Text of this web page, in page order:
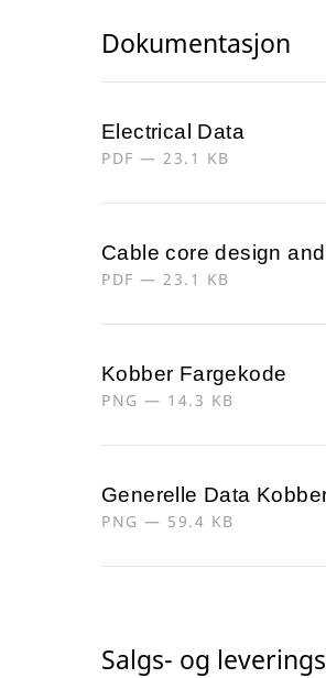
Dokumentasjon
Electrical Data
PDF — 23.1 KB
Cable core design
PDF — 23.1 KB
Kobber Fargekode
PNG — 14.3 KB
Generelle Data
PNG — 59.4 KB
Salgs- og